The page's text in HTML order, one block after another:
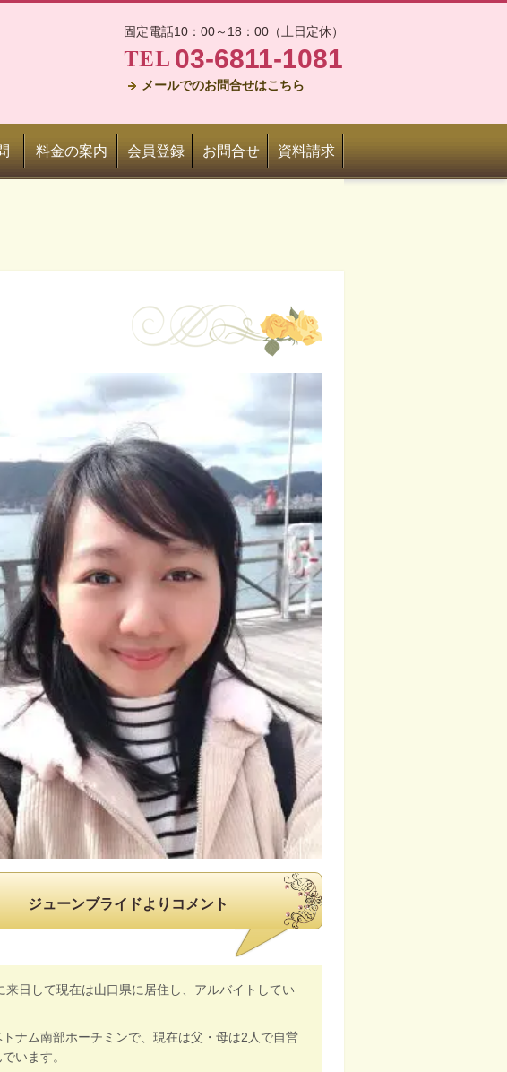
固定電話10：00～18：00（土日定休）
03-6811-1081
メールでのお問合せはこちら
料金の案内 会員登録 お問合せ 資料請求
ジューンブライドよりコメント
来日して現在は山口県に居住し、アルバイトしてい
トナム南部ホーチミンで、現在は父・母は2人で自営
います。